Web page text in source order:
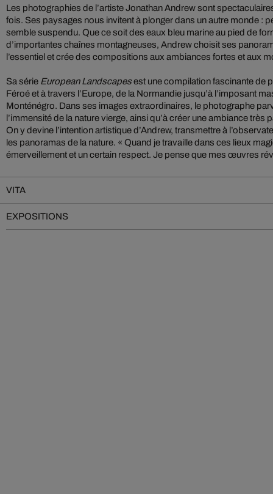
Les photographies de l’artiste Jonathan Andrew sont
fois. Ses paysages nous invitent à plonger dans un autre monde :
semble suspendu. Que ce soit des eaux bleu marine au pied de
d’importantes chaînes montagneuses, Andrew choisit ses
l’essentiel et crée des compositions aux ambiances fortes et aux
Sa série European Landscapesest une compilation fascinante de
Féroé et à travers l’Europe, de la Normandie jusqu’à l’imposant
Monténégro. Dans ses images extraordinaires, le photographe
l’immensité de la nature vierge, ainsi qu’à créer une ambiance
On y devine l’intention artistique d’Andrew, transmettre à
les panoramas de la nature. « Quand je travaille dans ces lieux
émerveillement et un certain respect. Je pense que mes œuvres
VITA
EXPOSITIONS